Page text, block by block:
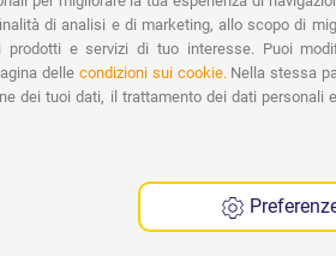
Contrassegno.
di analisi e di marketing, allo scopo di
prodotti e servizi di tuo interesse. Puoi
delle condizioni sui cookie.Nella stessa
dei tuoi dati, il trattamento dei dati personali